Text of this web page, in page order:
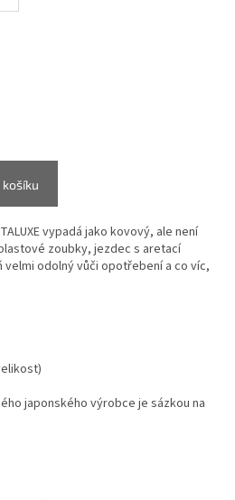
vypadá jako kovový, ale není
zoubky, jezdec s aretací
odolný vůči opotřebení a co víc,
japonského výrobce je sázkou na